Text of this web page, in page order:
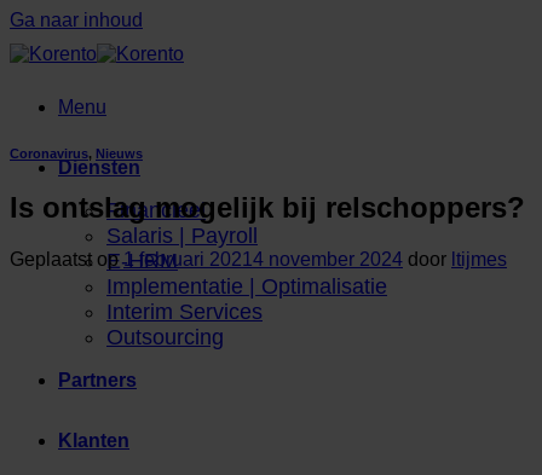
Ga naar inhoud
Menu
Diensten
Financieel
Salaris | Payroll
E-HRM
Implementatie | Optimalisatie
Interim Services
Outsourcing
Partners
Klanten
Coronavirus, Nieuws
Is ontslag mogelijk bij relschoppers?
Geplaatst op1 februari 2021 4 november 2024 door ltijmes